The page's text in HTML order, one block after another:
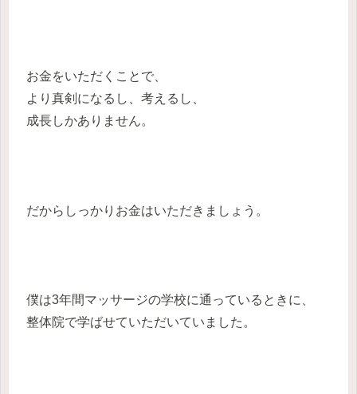
お金をいただくことで、
より真剣になるし、考えるし、
成長しかありません。
だからしっかりお金はいただきましょう。
僕は3年間マッサージの学校に通っているときに、
整体院で学ばせていただいていました。